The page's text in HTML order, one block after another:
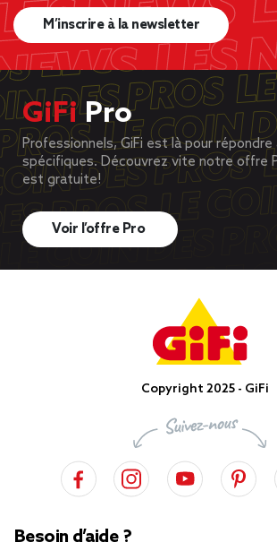
M’inscrire à la newsletter
GiFiPro
Professionnels, GiFi est là pour
spécifiques. Découvrez vite notre offre
est gratuite!
Voir l’offre Pro
Copyright 2025 - GiFi
Besoin d’aide ?